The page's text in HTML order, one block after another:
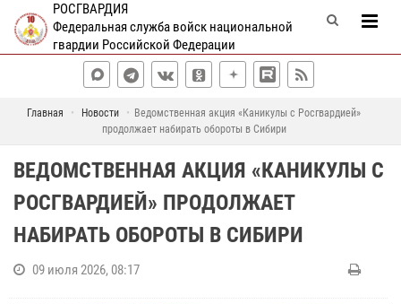
РОСГВАРДИЯ
Федеральная служба войск национальной
гвардии Российской Федерации
Главная Новости
Ведомственная акция «Каникулы с Росгвардией»
продолжает набирать обороты в Сибири
ВЕДОМСТВЕННАЯ АКЦИЯ «КАНИКУЛЫ С
РОСГВАРДИЕЙ» ПРОДОЛЖАЕТ
НАБИРАТЬ ОБОРОТЫ В СИБИРИ
09 июля 2026, 08:17